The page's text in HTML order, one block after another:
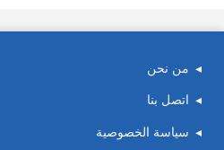
من نحن
اتصل بنا
سياسة الخصوصية